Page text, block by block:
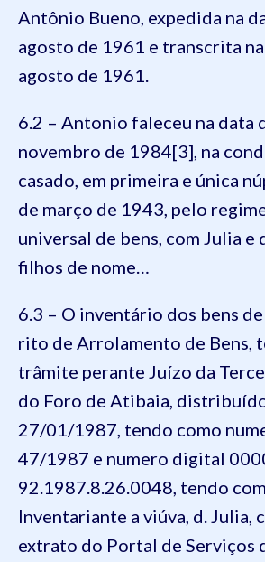
Antônio Bueno, expedida na
agosto de 1961 e transcrita
agosto de 1961.
6.2 – Antonio faleceu na data
novembro de 1984[3], na
casado, em primeira e única
de março de 1943, pelo
universal de bens, com Julia e
filhos de nome…
6.3 – O inventário dos bens
rito de Arrolamento de Bens,
trâmite perante Juízo da
do Foro de Atibaia,
27/01/1987, tendo como
47/1987 e numero digital
92.1987.8.26.0048, tendo
Inventariante a viúva, d. Julia,
extrato do Portal de Serviços